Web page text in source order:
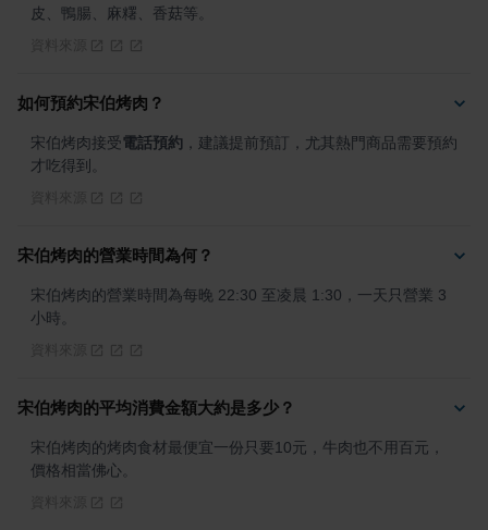
皮、鴨腸、麻糬、香菇等。
如何預約宋伯烤肉？
宋伯烤肉接受電話預約 ，建議提前預訂，尤其熱門商品需要預約
才吃得到。
宋伯烤肉的營業時間為何？
宋伯烤肉的營業時間為每晚 22:30 至凌晨 1:30，一天只營業 3
小時。
宋伯烤肉的平均消費金額大約是多少？
宋伯烤肉的烤肉食材最便宜一份只要10元，牛肉也不用百元，
價格相當佛心。